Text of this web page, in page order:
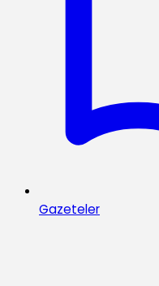
Gazeteler